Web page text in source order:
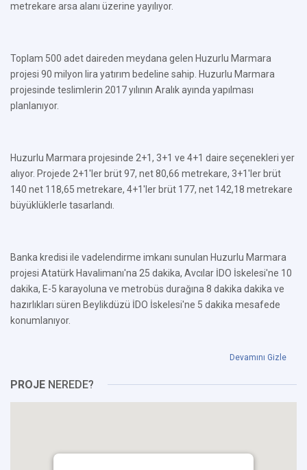
metrekare arsa alanı üzerine yayılıyor.
Toplam 500 adet daireden meydana gelen Huzurlu Marmara
projesi 90 milyon lira yatırım bedeline sahip. Huzurlu Marmara
projesinde teslimlerin 2017 yılının Aralık ayında yapılması
planlanıyor.
Huzurlu Marmara projesinde 2+1, 3+1 ve 4+1 daire seçenekleri yer
alıyor. Projede 2+1'ler brüt 97, net 80,66 metrekare, 3+1'ler brüt
140 net 118,65 metrekare, 4+1'ler brüt 177, net 142,18 metrekare
büyüklüklerle tasarlandı.
Banka kredisi ile vadelendirme imkanı sunulan Huzurlu Marmara
projesi Atatürk Havalimanı'na 25 dakika, Avcılar İDO İskelesi'ne 10
dakika, E-5 karayoluna ve metrobüs durağına 8 dakika dakika ve
hazırlıkları süren Beylikdüzü İDO İskelesi'ne 5 dakika mesafede
konumlanıyor.
Devamını Gizle
PROJE NEREDE?